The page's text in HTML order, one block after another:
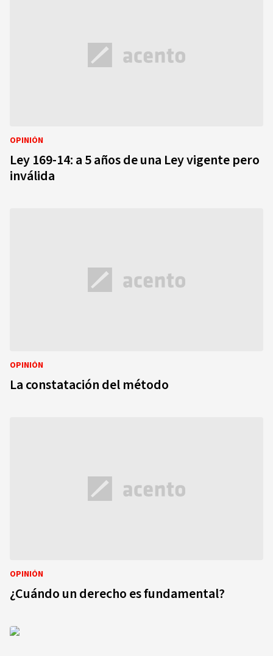
OPINIÓN
Ley 169-14: a 5 años de una Ley vigente pero
inválida
OPINIÓN
La constatación del método
OPINIÓN
¿Cuándo un derecho es fundamental?